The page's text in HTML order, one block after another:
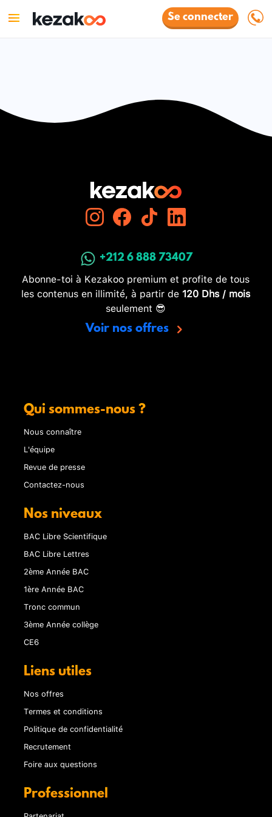
Se connecter
+212 6 888 73407
Abonne-toi à Kezakoo premium et profite de tous
les contenus en illimité, à partir de 120 Dhs / mois
seulement 😎
Voir nos offres
Qui sommes-nous ?
Nous connaître
L'équipe
Revue de presse
Contactez-nous
Nos niveaux
BAC Libre Scientifique
BAC Libre Lettres
2ème Année BAC
1ère Année BAC
Tronc commun
3ème Année collège
CE6
Liens utiles
Nos offres
Termes et conditions
Politique de confidentialité
Recrutement
Foire aux questions
Professionnel